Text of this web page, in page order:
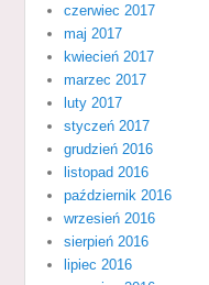
czerwiec 2017
maj 2017
kwiecień 2017
marzec 2017
luty 2017
styczeń 2017
grudzień 2016
listopad 2016
październik 2016
wrzesień 2016
sierpień 2016
lipiec 2016